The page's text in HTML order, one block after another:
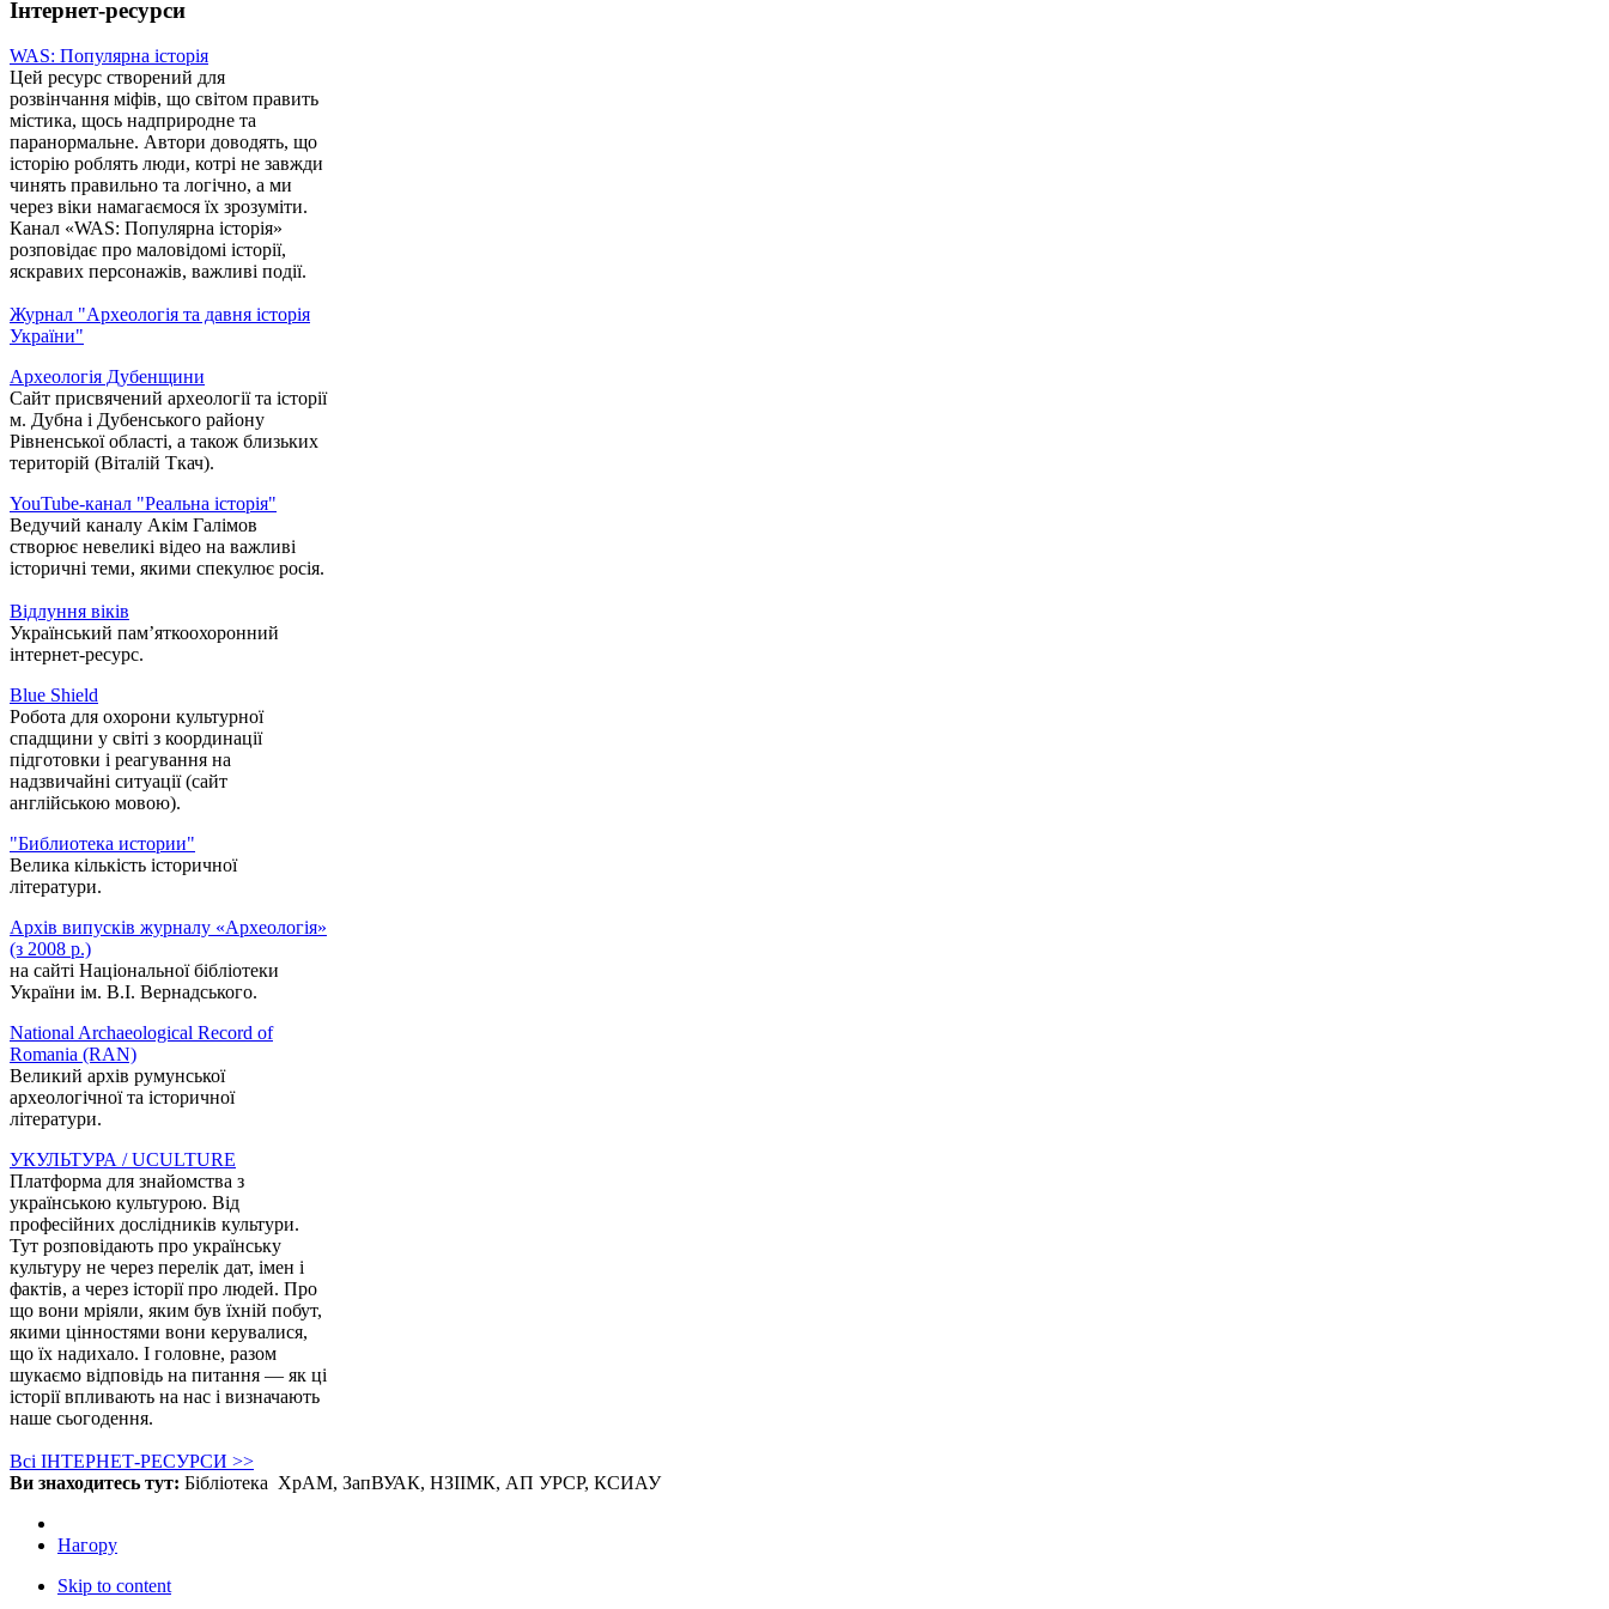
Інтернет-ресурси
WAS: Популярна історія
Цей ресурс створений для
розвінчання міфів, що світом править
містика, щось надприродне та
паранормальне. Автори доводять, що
історію роблять люди, котрі не завжди
чинять правильно та логічно, а ми
через віки намагаємося їх зрозуміти.
Канал «WAS: Популярна історія»
розповідає про маловідомі історії,
яскравих персонажів, важливі події.
Журнал "Археологія та давня історія
України"
Археологія Дубенщини
Сайт присвячений археології та історії
м. Дубна і Дубенського району
Рівненської області, а також близьких
територій (Віталій Ткач).
YouTube-канал "Реальна історія"
Ведучий каналу Акім Галімов
створює невеликі відео на важливі
історичні теми, якими спекулює росія.
Відлуння віків
Український пам’яткоохоронний
інтернет-ресурс.
Blue Shield
Робота для охорони культурної
спадщини у світі з координації
підготовки і реагування на
надзвичайні ситуації (сайт
англійською мовою).
"Библиотека истории"
Велика кількість історичної
літератури.
Архів випусків журналу «Археологія»
(з 2008 р.)
на сайті Національної бібліотеки
України ім. В.І. Вернадського.
National Archaeological Record of
Romania (RAN)
Великий архів румунської
археологічної та історичної
літератури.
УКУЛЬТУРА / UCULTURE
Платформа для знайомства з
українською культурою. Від
професійних дослідників культури.
Тут розповідають про українську
культуру не через перелік дат, імен і
фактів, а через історії про людей. Про
що вони мріяли, яким був їхній побут,
якими цінностями вони керувалися,
що їх надихало. І головне, разом
шукаємо відповідь на питання — як ці
історії впливають на нас і визначають
наше сьогодення.
Всі ІНТЕРНЕТ-РЕСУРСИ >>
Ви знаходитесь тут: Бібліотека ХрАМ, ЗапВУАК, НЗІІМК, АП УРСР, КСИАУ
Нагору
Skip to content